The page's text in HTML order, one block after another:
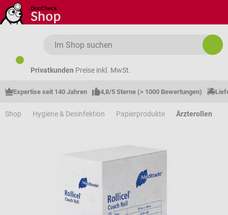
Zum Hauptinhalt springen
Privatkunden Preise inkl. MwSt.
Expertise seit 140 Jahren 4,8/5 Sterne (> 1000 Bewertungen)
Shop Hygiene & Desinfektion Papierprodukte Ärzterollen